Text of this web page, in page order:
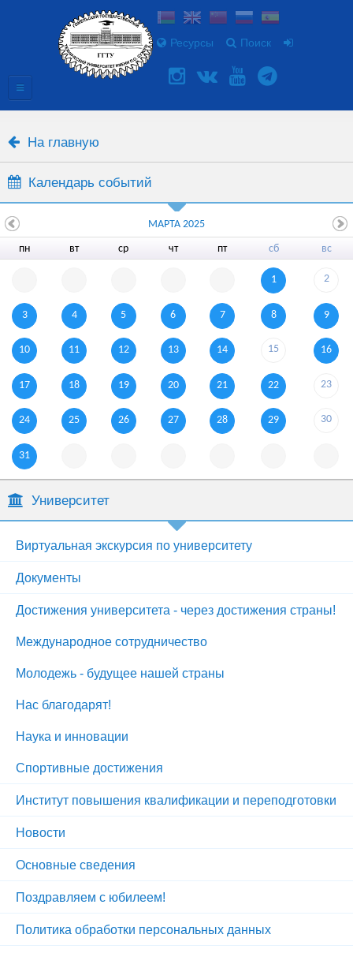
Ресурсы Поиск
На главную
Календарь событий
пн вт ср чт пт сб вс
1 2
3 4 5 6 7 8 9
10 11 12 13 14 15 16
17 18 19 20 21 22 23
24 25 26 27 28 29 30
31
МАРТА 2025
Университет
Виртуальная экскурсия по университету
Документы
Достижения университета - через достижения страны!
Международное сотрудничество
Молодежь - будущее нашей страны
Нас благодарят!
Наука и инновации
Спортивные достижения
Институт повышения квалификации и переподготовки
Новости
Основные сведения
Поздравляем с юбилеем!
Политика обработки персональных данных